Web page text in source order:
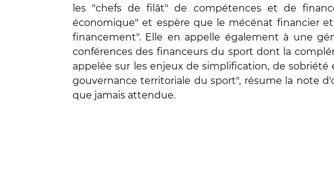
les "chefs de filât" de compétences et de
économique" et espère que le mécénat financier
financement". Elle en appelle également à une
conférences des financeurs du sport dont la
appelée sur les enjeux de simplification, de
gouvernance territoriale du sport", résume la note
que jamais attendue.